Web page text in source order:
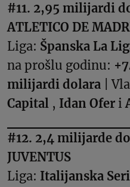
#11. 2,95 milijardi
ATLETICO DE
Liga: Španska La
na prošlu godinu:
milijardi dolara |
Capital , Idan Ofer i
#12. 2,4 milijarde
JUVENTUS
Liga: Italijanska